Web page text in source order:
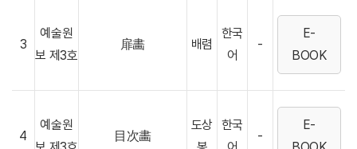
3
예술원
보 제3호
扉畵 배렴
한국
어
-
E-
BOOK
4
예술원
目次畵
도상
한국
-
E-